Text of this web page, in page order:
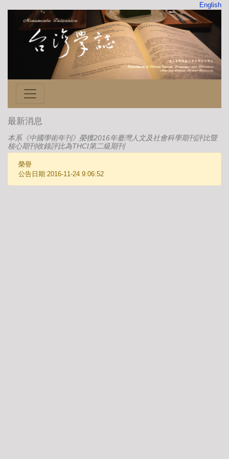
English
最新消息
本系《中國學術年刊》榮獲2016年臺灣人文及社會科學期刊評比暨
核心期刊收錄評比為THCI第二級期刊
榮譽
公告日期:2016-11-24 9:06:52